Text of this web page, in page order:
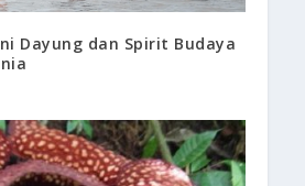
Dayung dan Spirit Budaya